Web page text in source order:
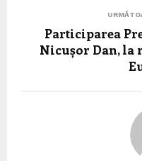
Participarea
Nicușor Dan,